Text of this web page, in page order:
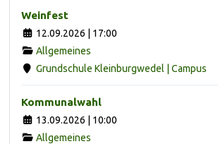
Weinfest
12.09.2026 | 17:00
Allgemeines
Grundschule Kleinburgwedel | Campus
Kommunalwahl
13.09.2026 | 10:00
Allgemeines